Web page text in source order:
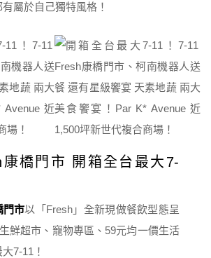
屬於自己獨特風格！
康橋門市 開箱全台最大7-
門市以「Fresh」全新現做餐飲型態呈
鮮超市、寵物專區、59元均一價生活
7-11！